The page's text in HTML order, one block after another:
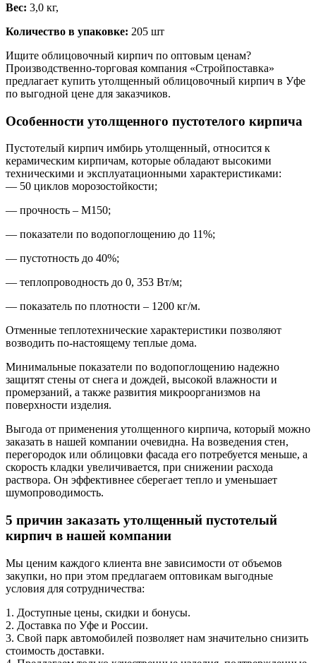
Вес: 3,0 кг,
Количество в упаковке: 205 шт
Ищите облицовочный кирпич по оптовым ценам?
Производственно-торговая компания «Стройпоставка»
предлагает купить утолщенный облицовочный кирпич в Уфе
по выгодной цене для заказчиков.
Особенности утолщенного пустотелого кирпича
Пустотелый кирпич имбирь утолщенный, относится к
керамическим кирпичам, которые обладают высокими
техническими и эксплуатационными характеристиками:
— 50 циклов морозостойкости;
— прочность – М150;
— показатели по водопоглощению до 11%;
— пустотность до 40%;
— теплопроводность до 0, 353 Вт/м;
— показатель по плотности – 1200 кг/м.
Отменные теплотехнические характеристики позволяют
возводить по-настоящему теплые дома.
Минимальные показатели по водопоглощению надежно
защитят стены от снега и дождей, высокой влажности и
промерзаний, а также развития микроорганизмов на
поверхности изделия.
Выгода от применения утолщенного кирпича, который можно
заказать в нашей компании очевидна. На возведения стен,
перегородок или облицовки фасада его потребуется меньше, а
скорость кладки увеличивается, при снижении расхода
раствора. Он эффективнее сберегает тепло и уменьшает
шумопроводимость.
5 причин заказать утолщенный пустотелый
кирпич в нашей компании
Мы ценим каждого клиента вне зависимости от объемов
закупки, но при этом предлагаем оптовикам выгодные
условия для сотрудничества:
1. Доступные цены, скидки и бонусы.
2. Доставка по Уфе и России.
3. Свой парк автомобилей позволяет нам значительно снизить
стоимость доставки.